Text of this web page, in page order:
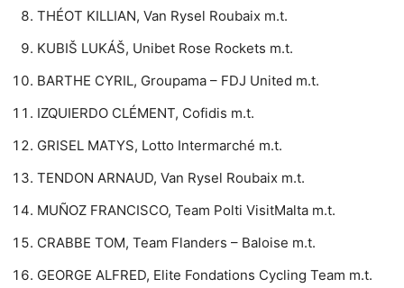
THÉOT KILLIAN, Van Rysel Roubaix m.t.
KUBIŠ LUKÁŠ, Unibet Rose Rockets m.t.
BARTHE CYRIL, Groupama – FDJ United m.t.
IZQUIERDO CLÉMENT, Cofidis m.t.
GRISEL MATYS, Lotto Intermarché m.t.
TENDON ARNAUD, Van Rysel Roubaix m.t.
MUÑOZ FRANCISCO, Team Polti VisitMalta m.t.
CRABBE TOM, Team Flanders – Baloise m.t.
GEORGE ALFRED, Elite Fondations Cycling Team m.t.